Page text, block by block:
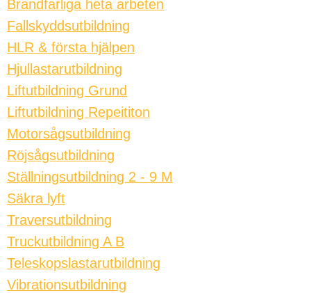
Brandfarliga heta arbeten
Fallskyddsutbildning
HLR & första hjälpen
Hjullastarutbildning
Liftutbildning Grund
Liftutbildning Repeititon
Motorsågsutbildning
Röjsågsutbildning
Ställningsutbildning 2 - 9 M
Säkra lyft
Traversutbildning
Truckutbildning A B
Teleskopslastarutbildning
Vibrationsutbildning